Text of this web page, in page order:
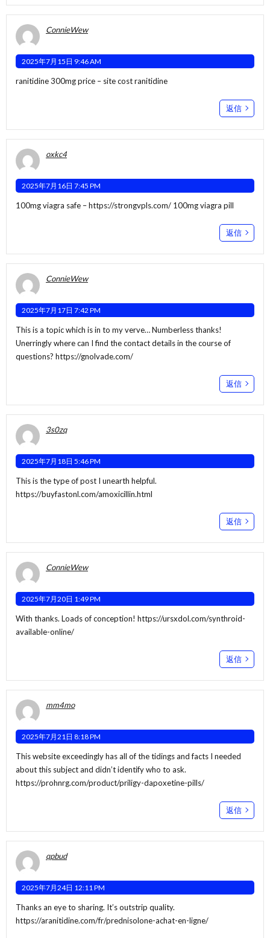
ConnieWew
2025年7月15日 9:46 AM
ranitidine 300mg price – sitecost ranitidine
返信
oxkc4
2025年7月16日 7:45 PM
100mg viagra safe –https://strongvpls.com/ 100mg viagra pill
返信
ConnieWew
2025年7月17日 7:42 PM
This is a topic which is in to my verve… Numberless thanks!
Unerringly where can I find the contact details in the course of
questions? https://gnolvade.com/
返信
3s0zq
2025年7月18日 5:46 PM
This is the type of post I unearth helpful.
https://buyfastonl.com/amoxicillin.html
返信
ConnieWew
2025年7月20日 1:49 PM
With thanks. Loads of conception! https://ursxdol.com/synthroid-
available-online/
返信
mm4mo
2025年7月21日 8:18 PM
This website exceedingly has all of the tidings and facts I needed
about this subject and didn’t identify who to ask.
https://prohnrg.com/product/priligy-dapoxetine-pills/
返信
qpbud
2025年7月24日 12:11 PM
Thanks an eye to sharing. It’s outstrip quality.
https://aranitidine.com/fr/prednisolone-achat-en-ligne/